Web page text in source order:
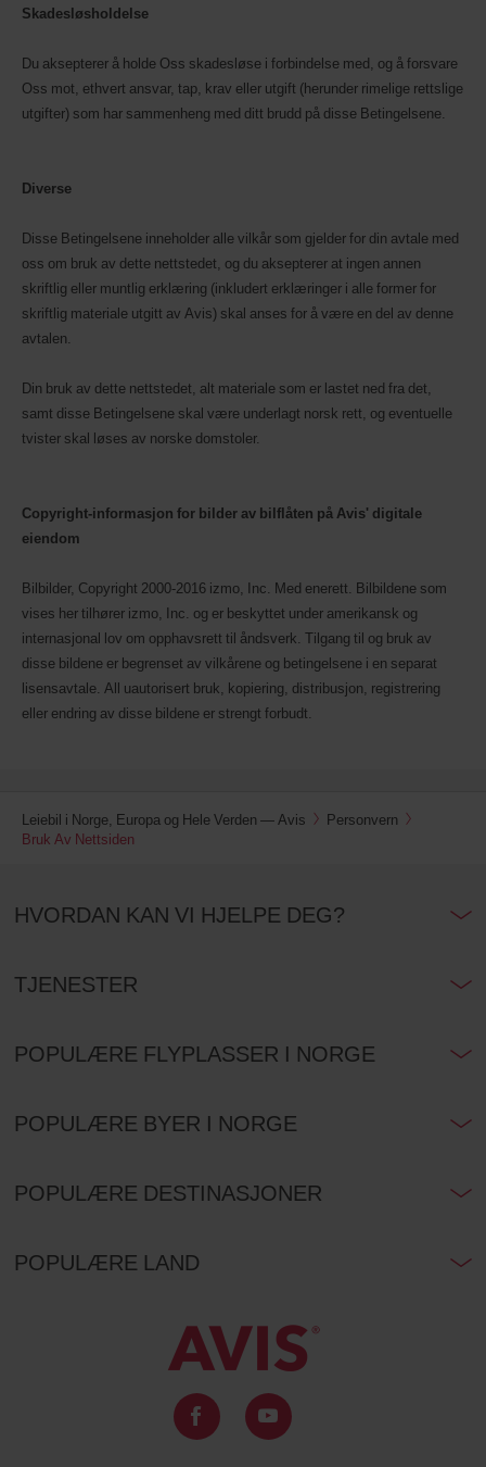
Skadesløsholdelse
Du aksepterer å holde Oss skadesløse i forbindelse med, og å forsvare
Oss mot, ethvert ansvar, tap, krav eller utgift (herunder rimelige rettslige
utgifter) som har sammenheng med ditt brudd på disse Betingelsene.
Diverse
Disse Betingelsene inneholder alle vilkår som gjelder for din avtale med
oss om bruk av dette nettstedet, og du aksepterer at ingen annen
skriftlig eller muntlig erklæring (inkludert erklæringer i alle former for
skriftlig materiale utgitt av Avis) skal anses for å være en del av denne
avtalen.
Din bruk av dette nettstedet, alt materiale som er lastet ned fra det,
samt disse Betingelsene skal være underlagt norsk rett, og eventuelle
tvister skal løses av norske domstoler.
Copyright-informasjon for bilder av bilflåten på Avis' digitale
eiendom
Bilbilder, Copyright 2000-2016 izmo, Inc. Med enerett. Bilbildene som
vises her tilhører izmo, Inc. og er beskyttet under amerikansk og
internasjonal lov om opphavsrett til åndsverk. Tilgang til og bruk av
disse bildene er begrenset av vilkårene og betingelsene i en separat
lisensavtale. All uautorisert bruk, kopiering, distribusjon, registrering
eller endring av disse bildene er strengt forbudt.
Leiebil i Norge, Europa og Hele Verden — Avis
Personvern
Bruk Av Nettsiden
HVORDAN KAN VI HJELPE DEG?
TJENESTER
POPULÆRE FLYPLASSER I NORGE
POPULÆRE BYER I NORGE
POPULÆRE DESTINASJONER
POPULÆRE LAND